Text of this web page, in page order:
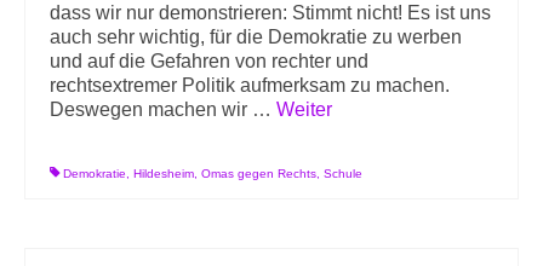
dass wir nur demonstrieren: Stimmt nicht! Es ist uns
auch sehr wichtig, für die Demokratie zu werben
und auf die Gefahren von rechter und
rechtsextremer Politik aufmerksam zu machen.
Deswegen machen wir … Weiter
Demokratie Hildesheim Omas gegen Rechts Schule